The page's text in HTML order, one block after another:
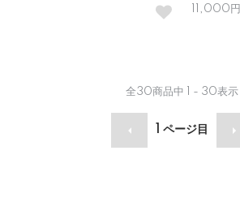
11,000円
全30商品中 1 - 30表示
ページ目